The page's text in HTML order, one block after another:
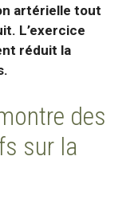
artérielle tout
L’exercice
réduit la
des
sur la